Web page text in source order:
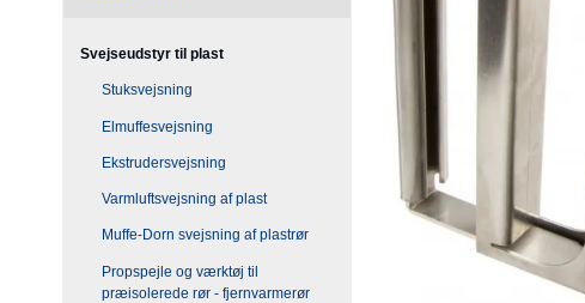
Svejseudstyr til plast
Stuksvejsning
Elmuffesvejsning
Ekstrudersvejsning
Varmluftsvejsning af plast
Muffe-Dorn svejsning af plastrør
Propspejle og værktøj til
præisolerede rør - fjernvarmerør